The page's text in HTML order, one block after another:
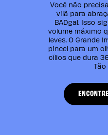
Você não
vilã para
BADgal. Isso
volume máximo
leves. O Grande
pincel para um
cílios que dura
Tão